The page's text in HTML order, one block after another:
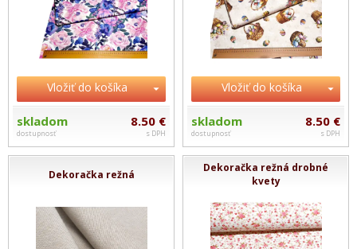
Vložiť do košíka
skladom
dostupnosť
8.50 €
s DPH
Vložiť do košíka
skladom
dostupnosť
8.50 €
s DPH
Dekoračka režná
Dekoračka režná drobné
kvety